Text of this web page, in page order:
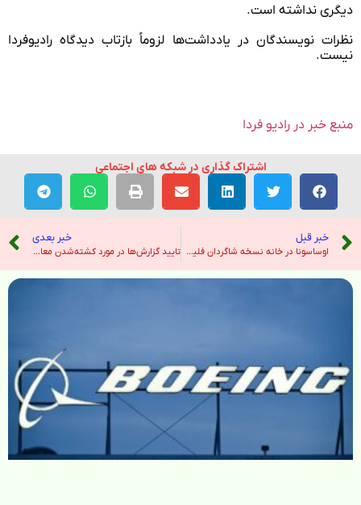
دیگری نداشته است.
نظرات نویسندگان در یادداشت‌ها لزوماً بازتاب دیدگاه رادیوفردا
نیست.
منبع خبر در رادیو فردا
اشتراک گذاری در شبکه های اجتماعی
خبر قبل
اوساسونا در خانه نسخه شاگردان فلیک را پیچید؛ بارسلونا همچنان در صدر لالیگا – خبرگزاری ایرنا
خبر بعدی
تایید گزارش‌ها در مورد کشته‌شدن معاون عملیات سپاه در حمله اسرائیل؛ نیلفروشان نتانیاهو را تهدید کرده بود – صدای آمریکا